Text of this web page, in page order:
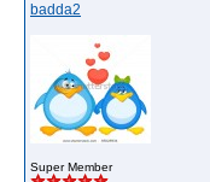
badda2
Super Member